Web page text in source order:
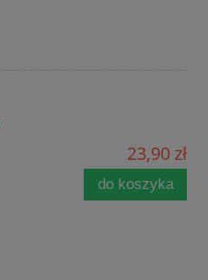
23,90 zł
do koszyka